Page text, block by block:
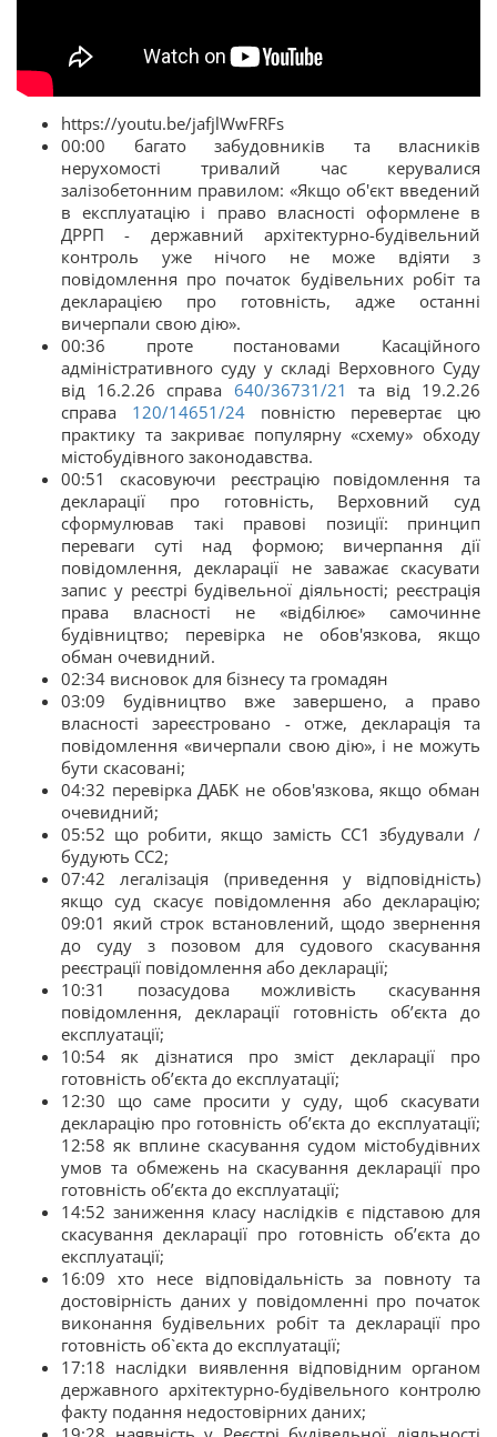
https://youtu.be/jafjlWwFRFs
00:00 багато забудовників та власників
нерухомості тривалий час керувалися
залізобетонним правилом: «Якщо об'єкт введений
в експлуатацію і право власності оформлене в
ДРРП - державний архітектурно-будівельний
контроль уже нічого не може вдіяти з
повідомлення про початок будівельних робіт та
декларацією про готовність, адже останні
вичерпали свою дію».
00:36 проте постановами Касаційного
адміністративного суду у складі Верховного Суду
від 16.2.26 справа 640/36731/21
та від 19.2.26
справа 120/14651/24 повністю перевертає цю
практику та закриває популярну «схему» обходу
містобудівного законодавства.
00:51 скасовуючи реєстрацію повідомлення та
декларації про готовність, Верховний суд
сформулював такі правові позиції: принцип
переваги суті над формою; вичерпання дії
повідомлення, декларації не заважає скасувати
запис у реєстрі будівельної діяльності; реєстрація
права власності не «відбілює» самочинне
будівництво; перевірка не обов'язкова, якщо
обман очевидний.
02:34 висновок для бізнесу та громадян
03:09 будівництво вже завершено, а право
власності зареєстровано - отже, декларація та
повідомлення «вичерпали свою дію», і не можуть
бути скасовані;
04:32 перевірка ДАБК не обов'язкова, якщо обман
очевидний;
05:52 що робити, якщо замість СС1 збудували /
будують СС2;
07:42 легалізація (приведення у відповідність)
якщо суд скасує повідомлення або декларацію;
09:01 який строк встановлений, щодо звернення
до суду з позовом для судового скасування
реєстрації повідомлення або декларації;
10:31 позасудова можливість скасування
повідомлення, декларації готовність об’єкта до
експлуатації;
10:54 як дізнатися про зміст декларації про
готовність об’єкта до експлуатації;
12:30 що саме просити у суду, щоб скасувати
декларацію про готовність об’єкта до експлуатації;
12:58 як вплине скасування судом містобудівних
умов та обмежень на скасування декларації про
готовність об’єкта до експлуатації;
14:52 заниження класу наслідків є підставою для
скасування декларації про готовність об’єкта до
експлуатації;
16:09 хто несе відповідальність за повноту та
достовірність даних у повідомленні про початок
виконання будівельних робіт та декларації про
готовність об`єкта до експлуатації;
17:18 наслідки виявлення відповідним органом
державного архітектурно-будівельного контролю
факту подання недостовірних даних;